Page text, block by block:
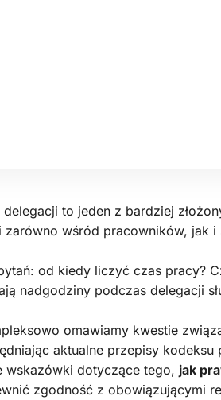
to jeden z bardziej
wśród pracowników, jak i
od kiedy liczyć czas pracy?
nadgodziny podczas delegacji
omawiamy kwestie
aktualne przepisy
wskazówki dotyczące tego, jak
zgodność z obowiązującymi